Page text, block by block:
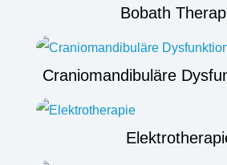
Bobath
Craniomandibuläre